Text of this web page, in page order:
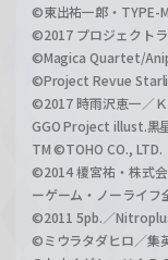
©東出祐一郎・TYPE-
©2017 プロジェクト
©Magica Quartet/
©Project Revue
©2017 時雨沢恵一／
GGO Project illust.黒
TM ©TOHO CO., LTD.
©2014 榎宮祐・株式
ーゲーム・ノーライフ
©2011 5pb.／
©ミウラタダヒロ／集